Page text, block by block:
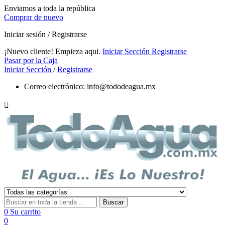
Enviamos a toda la república
Comprar de nuevo
Iniciar sesión / Registrarse
¡Nuevo cliente! Empieza aqui. Iniciar Sección Registrarse
Pasar por la Caja
Iniciar Sección /Registrarse
Correo electrónico: info@tododeagua.mx

Buscar
0 Su carrito
0